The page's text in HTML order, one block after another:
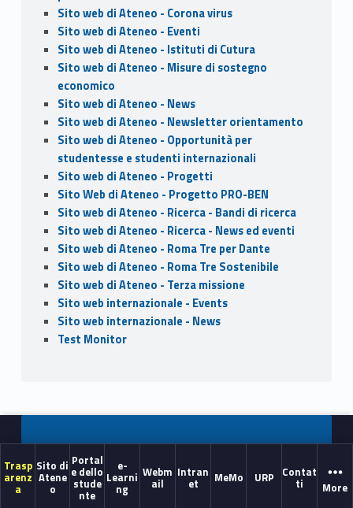
Trasp
arenz
a
Sito di
Atene
o
Portal
e dello
stude
nte
e-
Learni
ng
Webm
ail
Intran
et MeMo URP Contat
ti More
Sito web di Ateneo - Corona virus
Sito web di Ateneo - Eventi
Sito web di Ateneo - Istituti di Cutura
Sito web di Ateneo - Misure di sostegno
economico
Sito web di Ateneo - News
Sito web di Ateneo - Newsletter orientamento
Sito web di Ateneo - Opportunità per
studentesse e studenti internazionali
Sito web di Ateneo - Progetti
Sito Web di Ateneo - Progetto PRO-BEN
Sito web di Ateneo - Ricerca - Bandi di ricerca
Sito web di Ateneo - Ricerca - News ed eventi
Sito web di Ateneo - Roma Tre per Dante
Sito web di Ateneo - Roma Tre Sostenibile
Sito web di Ateneo - Terza missione
Sito web internazionale - Events
Sito web internazionale - News
Test Monitor